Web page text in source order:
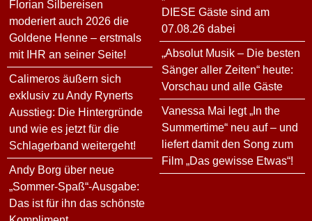
Florian Silbereisen
moderiert auch 2026 die
Goldene Henne – erstmals
mit IHR an seiner Seite!
Calimeros äußern sich
exklusiv zu Andy Rynerts
Ausstieg: Die Hintergründe
und wie es jetzt für die
Schlagerband weitergeht!
Andy Borg über neue
„Sommer-Spaß“-Ausgabe:
Das ist für ihn das schönste
DIESE Gäste sind am
07.08.26 dabei
„Absolut Musik – Die besten
Sänger aller Zeiten“ heute:
Vorschau und alle Gäste
Vanessa Mai legt „In the
Summertime“ neu auf – und
liefert damit den Song zum
Film „Das gewisse Etwas“!